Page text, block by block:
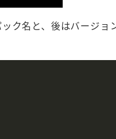
ク名と、後はバージョ